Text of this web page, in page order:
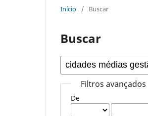
Início / Buscar
Buscar
Filtros avançados
De